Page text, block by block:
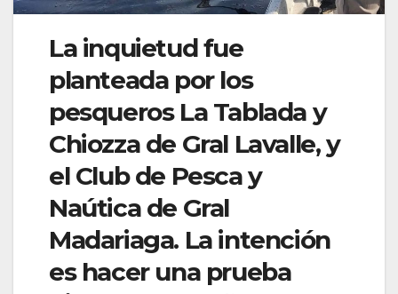
La inquietud fue
planteada por los
pesqueros La Tablada y
Chiozza de Gral Lavalle, y
el Club de Pesca y
Naútica de Gral
Madariaga. La intención
es hacer una prueba